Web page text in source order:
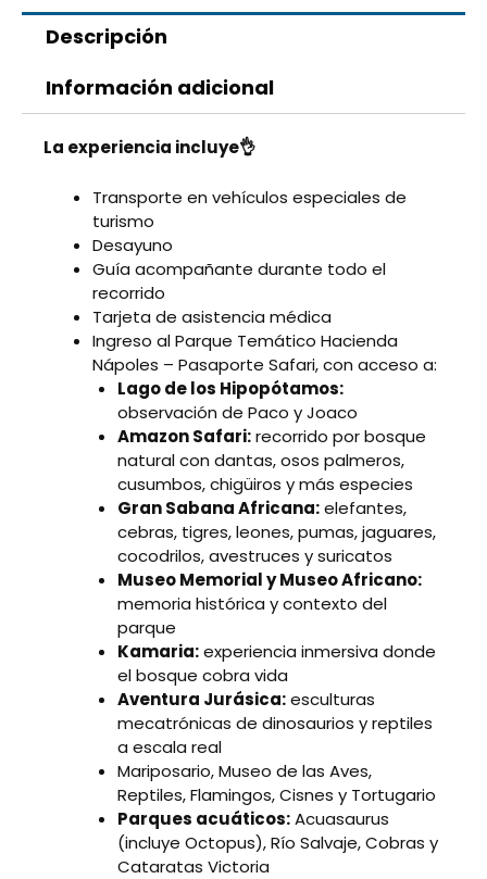
Descripción
Información adicional
La experiencia incluye👌
Transporte en vehículos especiales de
turismo
Desayuno
Guía acompañante durante todo el
recorrido
Tarjeta de asistencia médica
Ingreso al Parque Temático Hacienda
Nápoles – Pasaporte Safari, con acceso a:
Lago de los Hipopótamos:
observación de Paco y Joaco
Amazon Safari:recorrido por bosque
natural con dantas, osos palmeros,
cusumbos, chigüiros y más especies
Gran Sabana Africana:elefantes,
cebras, tigres, leones, pumas, jaguares,
cocodrilos, avestruces y suricatos
Museo Memorial y Museo Africano:
memoria histórica y contexto del
parque
Kamaria:experiencia inmersiva donde
el bosque cobra vida
Aventura Jurásica:esculturas
mecatrónicas de dinosaurios y reptiles
a escala real
Mariposario, Museo de las Aves,
Reptiles, Flamingos, Cisnes y Tortugario
Parques acuáticos:Acuasaurus
(incluye Octopus), Río Salvaje, Cobras y
Cataratas Victoria